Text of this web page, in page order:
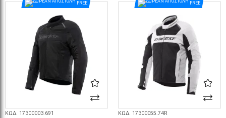
FREE
ΚΩΔ. 17300003.691
FREE
ΚΩΔ. 17300055.74R